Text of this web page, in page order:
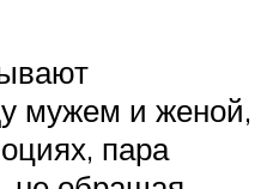
мужем и женой,
пара